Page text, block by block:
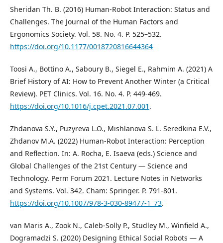
Sheridan Th. B. (2016) Human-Robot Interaction: Status and
Challenges. The Journal of the Human Factors and
Ergonomics Society. Vol. 58. No. 4. P. 525–532.
https://doi.org/10.1177/0018720816644364
Toosi A., Bottino A., Saboury B., Siegel E., Rahmim A. (2021) A
Brief History of AI: How to Prevent Another Winter (a Critical
Review). PET Clinics. Vol. 16. No. 4. P. 449-469.
https://doi.org/10.1016/j.cpet.2021.07.001 .
Zhdanova S.Y., Puzyreva L.O., Mishlanova S. L. Seredkina E.V.,
Zhdanov M.A. (2022) Human-Robot Interaction: Perception
and Reflection. In: A. Rocha, E. Isaeva (eds.) Science and
Global Challenges of the 21st Century — Science and
Technology. Perm Forum 2021. Lecture Notes in Networks
and Systems. Vol. 342. Cham: Springer. P. 791-801.
https://doi.org/10.1007/978-3-030-89477-1_73.
van Maris A., Zook N., Caleb-Solly P., Studley M., Winfield A.,
Dogramadzi S. (2020) Designing Ethical Social Robots — A